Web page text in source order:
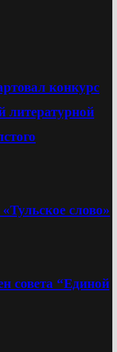
конкурс
литературной
слово»
совета “Единой